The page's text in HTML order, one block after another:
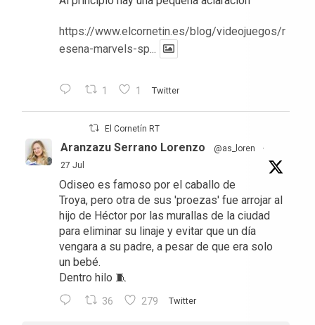
https://www.elcornetin.es/blog/videojuegos/r
esena-marvels-sp...
1 1 Twitter
El Cornetín RT
Aranzazu Serrano Lorenzo @as_loren
·
27 Jul
Odiseo es famoso por el caballo de
Troya, pero otra de sus 'proezas' fue arrojar al
hijo de Héctor por las murallas de la ciudad
para eliminar su linaje y evitar que un día
vengara a su padre, a pesar de que era solo
un bebé.
Dentro hilo 🧵
36 279 Twitter